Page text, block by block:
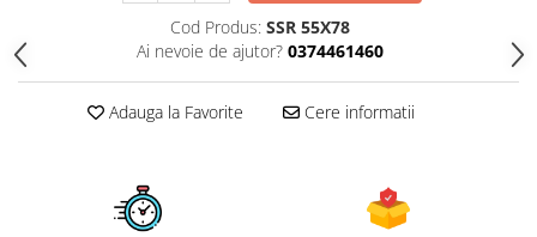
Cod Produs: SSR 55X78
Ai nevoie de ajutor? 0374461460
Adauga la Favorite Cere informatii